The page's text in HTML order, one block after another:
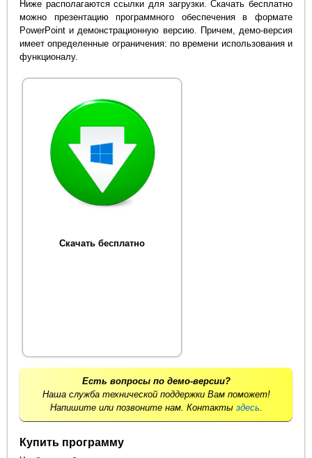
Ниже располагаются ссылки для загрузки. Скачать бесплатно
можно презентацию программного обеспечения в формате
PowerPoint и демонстрационную версию. Причем, демо-версия
имеет определенные ограничения: по времени использования и
функционалу.
Скачать бесплатно
Есть вопросы по демо-версии?
Наша служба технической поддержки Вам поможет!
Напишите или позвоните нам. Контакты здесь
Купить программу